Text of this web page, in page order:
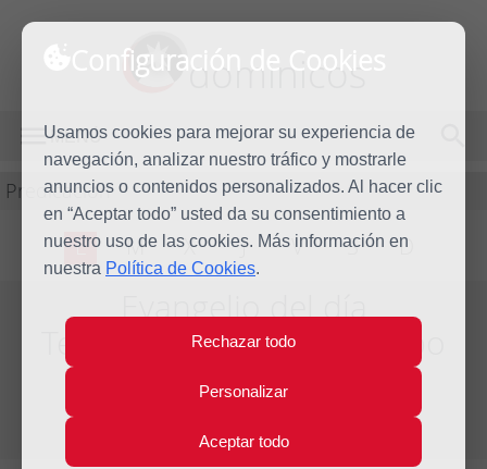
Configuración de Cookies
Usamos cookies para mejorar su experiencia de
navegación, analizar nuestro tráfico y mostrarle
anuncios o contenidos personalizados. Al hacer clic
en “Aceptar todo” usted da su consentimiento a
nuestro uso de las cookies. Más información en
nuestra Política de Cookies.
Rechazar todo
Personalizar
Aceptar todo
dominicos
MENÚ
Predicación
L M X J V S D
Evangelio del día
Tercera Semana del Tiempo
Ordinario - Año Par